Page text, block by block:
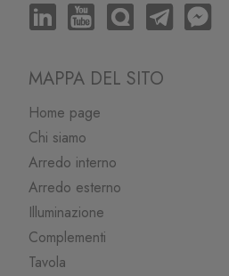
MAPPA DEL SITO
Home page
Chi siamo
Arredo interno
Arredo esterno
Illuminazione
Complementi
Tavola